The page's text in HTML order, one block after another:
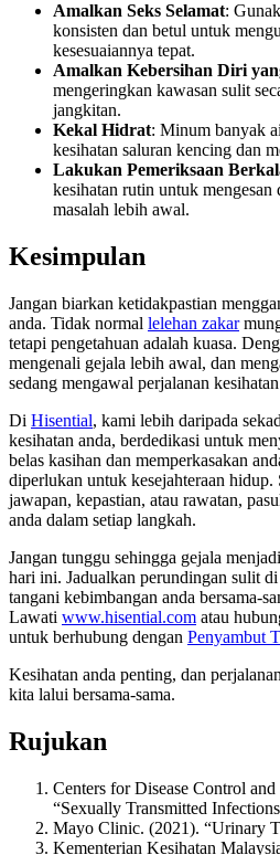
Amalkan Seks Selamat:
konsisten dan betul untuk
kesesuaiannya tepat.
Amalkan Kebersihan Diri
mengeringkan kawasan sulit
jangkitan.
Kekal Hidrat: Minum banyak
kesihatan saluran kencing dan
Lakukan Pemeriksaan
kesihatan rutin untuk mengesan
masalah lebih awal.
Kesimpulan
Jangan biarkan ketidakpastian
anda. Tidak normal lelehan zakar
tetapi pengetahuan adalah kuasa.
mengenali gejala lebih awal, dan
sedang mengawal perjalanan
Di Hisential, kami lebih daripada
kesihatan anda, berdedikasi untuk
belas kasihan dan memperkasakan
diperlukan untuk kesejahteraan hidup.
jawapan, kepastian, atau rawatan,
anda dalam setiap langkah.
Jangan tunggu sehingga gejala
hari ini. Jadualkan perundingan sulit
tangani kebimbangan anda bersama-
Lawati www.hisential.com atau
untuk berhubung dengan Penyambut
Kesihatan anda penting, dan
kita lalui bersama-sama.
Rujukan
Centers for Disease Control
“Sexually Transmitted
Mayo Clinic. (2021). “Urinary
Kementerian Kesihatan